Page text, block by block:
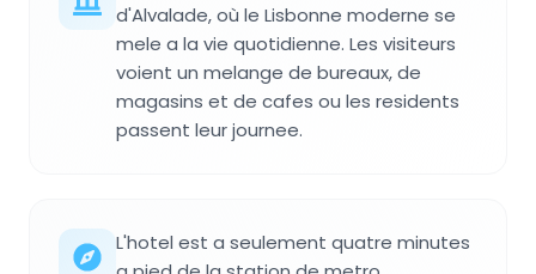
d'Alvalade, où le Lisbonne moderne se
mele a la vie quotidienne. Les visiteurs
voient un melange de bureaux, de
magasins et de cafes ou les residents
passent leur journee.
L'hotel est a seulement quatre minutes